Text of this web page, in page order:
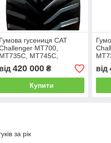
Гумова гусениця CAT
MT700,
MT735C, MT745C,
MT755C, MT765, MT765C,
MT775C 762мм (30")
від 420 000₴
Купити
від
за рік